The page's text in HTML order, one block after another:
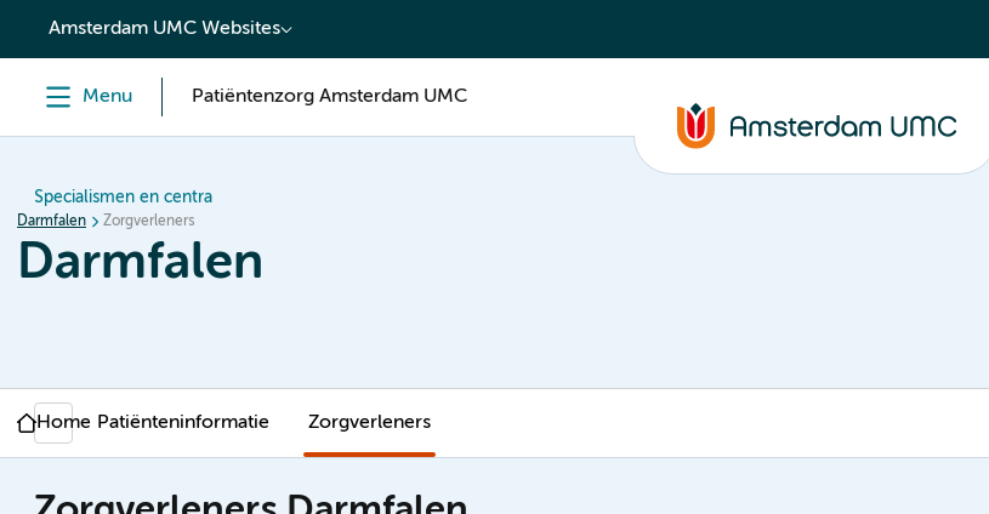
content
Amsterdam UMC Websites
Menu Patiëntenzorg Amsterdam UMC
Specialismen en centra
Darmfalen Zorgverleners
Darmfalen
Home Patiënteninformatie Zorgverleners